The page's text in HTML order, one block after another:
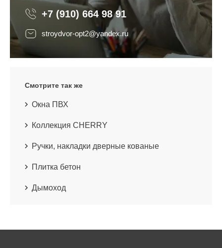
+7 (910) 664 98 91
stroydvor-opt2@yandex.ru
Смотрите так же
Окна ПВХ
Коллекция CHERRY
Ручки, накладки дверные кованые
Плитка бетон
Дымоход